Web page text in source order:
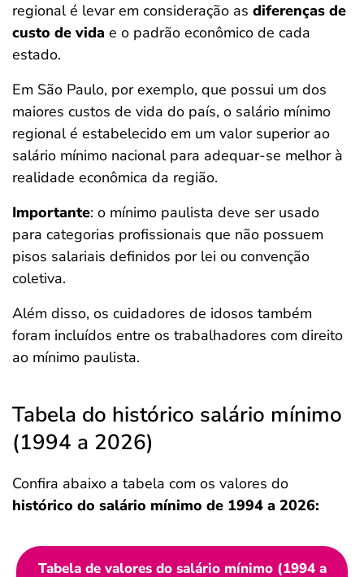
regional é levar em consideração as diferenças de
custo de vida e o padrão econômico de cada
estado.
Em São Paulo, por exemplo, que possui um dos
maiores custos de vida do país, o salário mínimo
regional é estabelecido em um valor superior ao
salário mínimo nacional para adequar-se melhor à
realidade econômica da região.
Importante: o mínimo paulista deve ser usado
para categorias profissionais que não possuem
pisos salariais definidos por lei ou convenção
coletiva.
Além disso, os cuidadores de idosos também
foram incluídos entre os trabalhadores com direito
ao mínimo paulista.
Tabela do histórico salário mínimo
(1994 a 2026)
Confira abaixo a tabela com os valores do
histórico do salário mínimo de 1994 a 2026:
Tabela de valores do salário mínimo (1994 a